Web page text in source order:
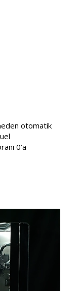
otomatik
0’a